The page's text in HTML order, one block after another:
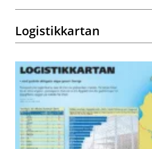
Logistikkartan